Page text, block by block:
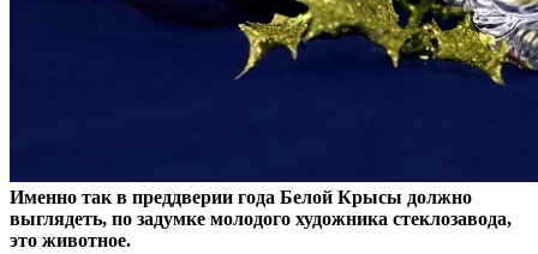
Именно так в преддверии года Белой Крысы должно
выглядеть, по задумке молодого художника стеклозавода,
это животное.